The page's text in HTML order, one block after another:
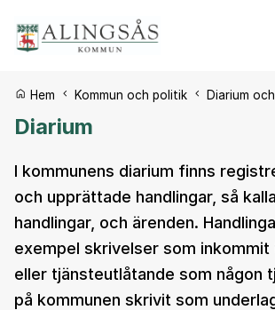
Du är här:
Hem Kommun och politik Diarium
Diarium
I kommunens diarium finns
och upprättade handlingar, så
handlingar, och ärenden.
exempel skrivelser som inkommit
eller tjänsteutlåtande som någon
på kommunen skrivit som